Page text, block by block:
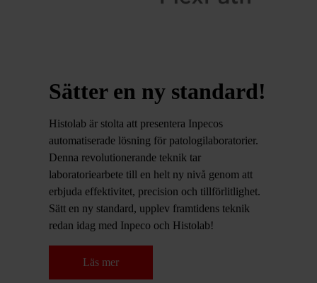
Sätter en ny standard!
Histolab är stolta att presentera Inpecos
automatiserade lösning för patologilaboratorier.
Denna revolutionerande teknik tar
laboratoriearbete till en helt ny nivå genom att
erbjuda effektivitet, precision och tillförlitlighet.
Sätt en ny standard, upplev framtidens teknik
redan idag med Inpeco och Histolab!
Läs mer